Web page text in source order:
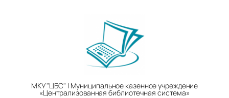
МКУ "ЦБС" | Муниципальное казенное учреждение
«Централизованная библиотечная система»